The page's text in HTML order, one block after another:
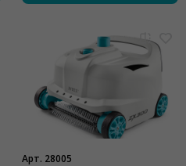
Арт. 28005